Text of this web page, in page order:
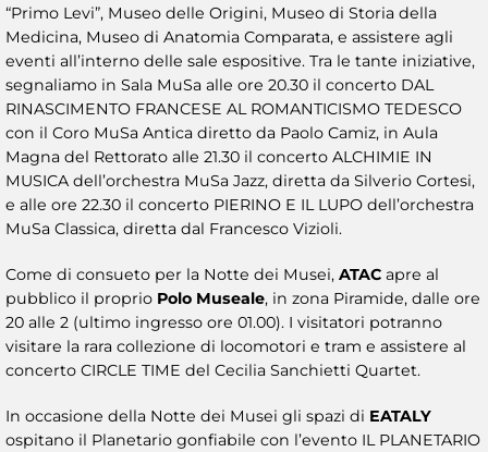
“Primo Levi”, Museo delle Origini, Museo di Storia della
Medicina, Museo di Anatomia Comparata, e assistere agli
eventi all’interno delle sale espositive. Tra le tante iniziative,
segnaliamo in Sala MuSa alle ore 20.30 il concerto DAL
RINASCIMENTO FRANCESE AL ROMANTICISMO TEDESCO
con il Coro MuSa Antica diretto da Paolo Camiz, in Aula
Magna del Rettorato alle 21.30 il concerto ALCHIMIE IN
MUSICA dell’orchestra MuSa Jazz, diretta da Silverio Cortesi,
e alle ore 22.30 il concerto PIERINO E IL LUPO dell’orchestra
MuSa Classica, diretta dal Francesco Vizioli.
Come di consueto per la Notte dei Musei, ATAC apre al
pubblico il proprio Polo Museale, in zona Piramide, dalle ore
20 alle 2 (ultimo ingresso ore 01.00). I visitatori potranno
visitare la rara collezione di locomotori e tram e assistere al
concerto CIRCLE TIME del Cecilia Sanchietti Quartet.
In occasione della Notte dei Musei gli spazi di EATALY
ospitano il Planetario gonfiabile con l’evento IL PLANETARIO